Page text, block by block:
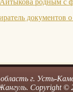
документов
г. Усть-
Copyright ©